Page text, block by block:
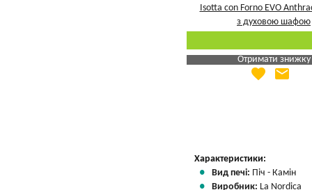
Отримати знижку
Яка Ваша ціна
favorite email
Характеристики:
Вид печі: Піч - Камін
Виробник: La Nordica